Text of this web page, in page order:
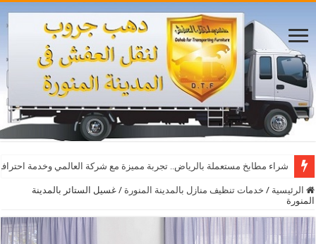
شراء مطابخ مستعملة بالرياض.. تجربة مميزة مع شركة العالمي وخدمة
الرئيسية / خدمات تنظيف منازل بالمدينة المنورة / غسيل الستائر بالمدينة
المنورة